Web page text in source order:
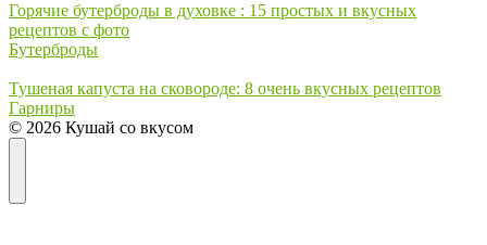
Горячие бутерброды в духовке : 15 простых и вкусных
рецептов с фото
Бутерброды
Тушеная капуста на сковороде: 8 очень вкусных рецептов
Гарниры
© 2026 Кушай со вкусом